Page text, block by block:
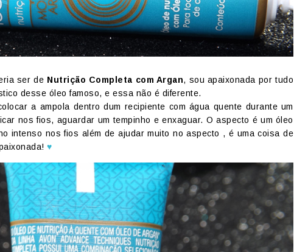
ser de Nutrição Completa com Argan, sou apaixonada por tudo
desse óleo famoso, e essa não é diferente.
a ampola dentro dum recipiente com água quente durante um
nos fios, aguardar um tempinho e enxaguar. O aspecto é um óleo
intenso nos fios além de ajudar muito no aspecto , é uma coisa de
♥